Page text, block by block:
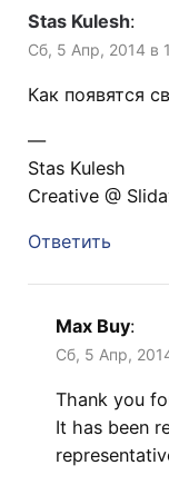
Stas Kulesh:
Сб, 5 Апр, 2014 в
Как появятся
—
Stas Kulesh
Creative @
Ответить
Max Buy:
Сб, 5 Апр,
Thank you
It has been